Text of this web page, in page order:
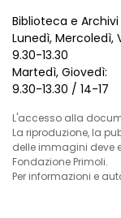
Biblioteca e Archivi
Lunedì, Mercoledì,
9.30-13.30
Martedì, Giovedì:
9.30-13.30 / 14-17
L'accesso alla
La riproduzione, la
delle immagini deve
Fondazione Primoli.
Per informazioni e